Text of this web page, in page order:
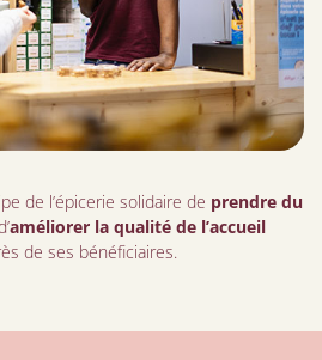
de l’épicerie solidaire de prendre du
améliorer la qualité de l’accueil
de ses bénéficiaires.